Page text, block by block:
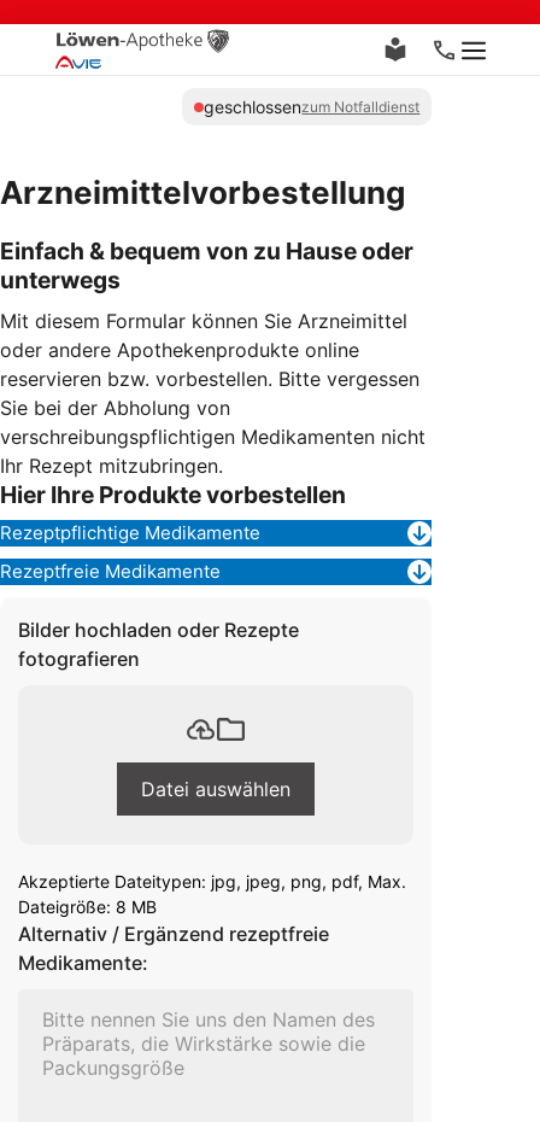
springen
Menü
geschlossenzum Notfalldienst
Arzneimittelvorbestellung
Einfach & bequem von zu Hause oder
unterwegs
Mit diesem Formular können Sie Arzneimittel
oder andere Apothekenprodukte online
reservieren bzw. vorbestellen. Bitte vergessen
Sie bei der Abholung von
verschreibungspflichtigen Medikamenten nicht
Ihr Rezept mitzubringen.
Hier Ihre Produkte vorbestellen
Rezeptpflichtige Medikamente
Rezeptfreie Medikamente
Bilder hochladen oder Rezepte
fotografieren
Datei auswählen
Akzeptierte Dateitypen: jpg, jpeg, png, pdf, Max.
Dateigröße: 8 MB
Alternativ / Ergänzend rezeptfreie
Medikamente: